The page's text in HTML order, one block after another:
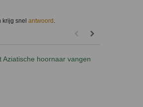
krijg snel antwoord ..
Aziatische hoornaar vangen